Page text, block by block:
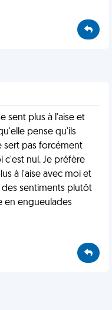
sent plus à l'aise et
pense qu'ils
sert pas forcément
c'est nul. Je préfère
à l'aise avec moi et
sentiments plutôt
en engueulades